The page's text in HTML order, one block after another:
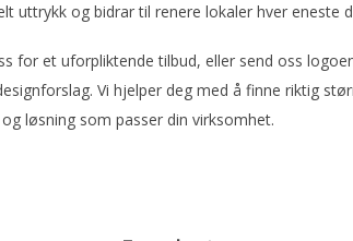
uttrykk og bidrar til renere lokaler hver eneste
for et uforpliktende tilbud, eller send oss
Vi hjelper deg med å finne riktig
løsning som passer din virksomhet.